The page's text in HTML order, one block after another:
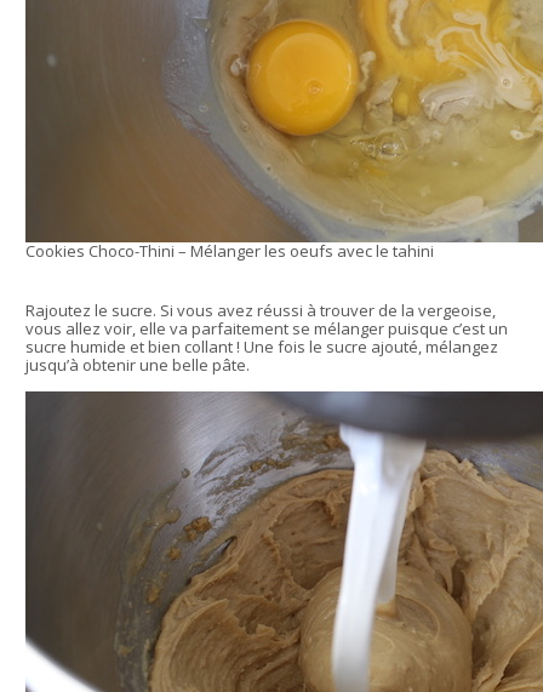
Cookies Choco-Thini – Mélanger les oeufs avec le tahini
Rajoutez le sucre. Si vous avez réussi à trouver de la vergeoise,
vous allez voir, elle va parfaitement se mélanger puisque c’est un
sucre humide et bien collant ! Une fois le sucre ajouté, mélangez
jusqu’à obtenir une belle pâte.